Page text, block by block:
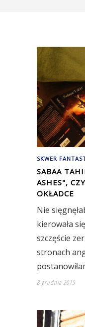
SKWER
SABAA
ASHES",
OKŁADCE
Nie
kierowała
szczęście
stronach
8 grudnia 2015